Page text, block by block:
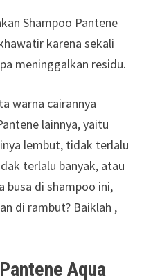
Shampoo Pantene
karena sekali
meninggalkan residu.
warna cairannya
lainnya, yaitu
lembut, tidak terlalu
terlalu banyak, atau
busa di shampoo ini,
di rambut? Baiklah ,
Aqua